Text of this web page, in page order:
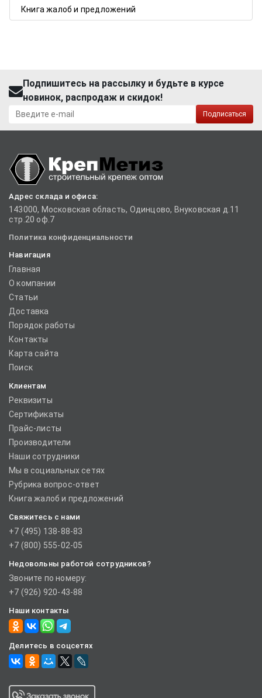
Книга жалоб и предложений
Подпишитесь на рассылку и будьте в курсе
новинок, распродаж и скидок!
Подписаться
Адрес склада и офиса:
143000, Московская область, Одинцово, Внуковская д.11
стр.20 оф.7
Политика конфиденциальности
Навигация
Главная
О компании
Статьи
Доставка
Порядок работы
Контакты
Карта сайта
Поиск
Клиентам
Реквизиты
Сертификаты
Прайс-листы
Производители
Наши сотрудники
Мы в социальных сетях
Рубрика вопрос-ответ
Книга жалоб и предложений
Свяжитесь с нами
+7 (495) 138-88-83
+7 (800) 555-02-05
Недовольны работой сотрудников?
Звоните по номеру:
+7 (926) 920-43-88
Наши контакты
Делитесь в соцсетях